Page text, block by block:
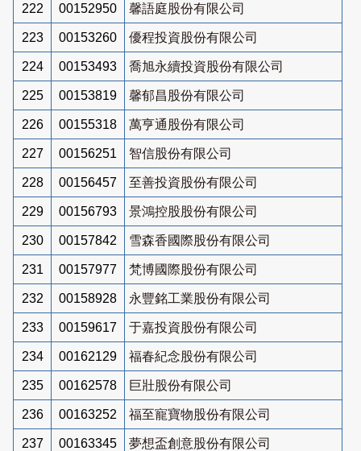
222 00152950 馨語庭股份有限公司
223 00153260 優程投資股份有限公司
224 00153493 喬旭永續投資股份有限公司
225 00153819 馨郁昌股份有限公司
226 00155318 萬亨通股份有限公司
227 00156251 智信股份有限公司
228 00156457 至善投資股份有限公司
229 00156793 景鴻控股股份有限公司
230 00157842 雪森香國際股份有限公司
231 00157977 梵博國際股份有限公司
232 00158928 永豐銘工業股份有限公司
233 00159617 于嘉投資股份有限公司
234 00162129 福春紀念股份有限公司
235 00162578 巨壯股份有限公司
236 00163252 福至寵寶物股份有限公司
237 00163345 夢想盃創意股份有限公司